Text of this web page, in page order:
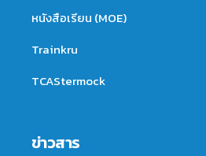
หนังสือเรียน (MOE)
Trainkru
TCAStermock
ข่าวสาร